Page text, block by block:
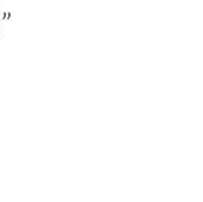
”